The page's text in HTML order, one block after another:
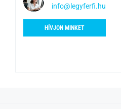
info@legyferfi.hu
HÍVJON MINKET